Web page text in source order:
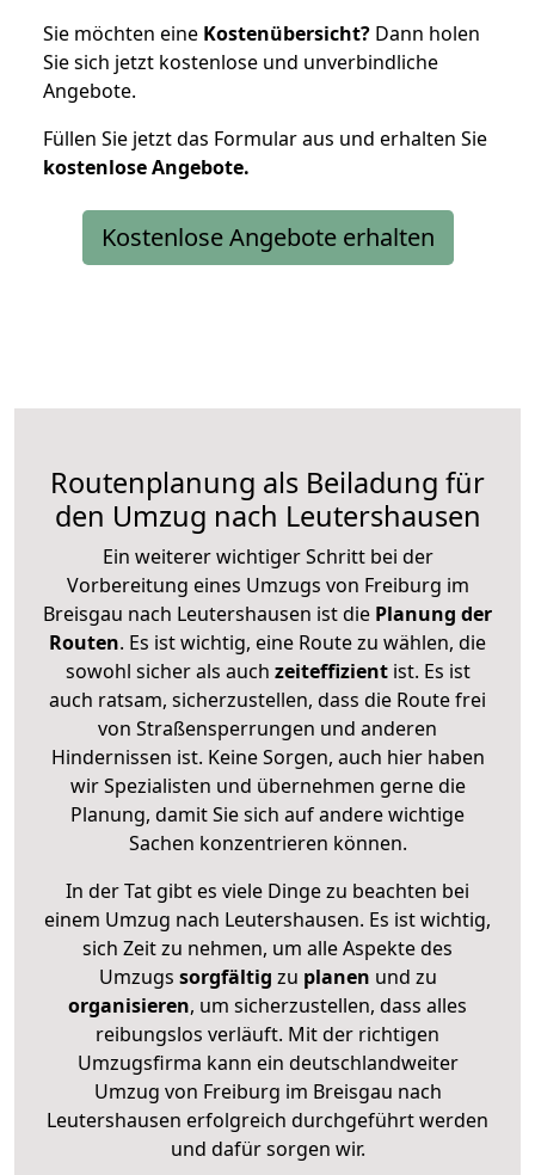
Sie möchten eine Kostenübersicht? Dann holen
Sie sich jetzt kostenlose und unverbindliche
Angebote.
Füllen Sie jetzt das Formular aus und erhalten Sie
kostenloseAngebote.
Kostenlose Angebote erhalten
Routenplanung als Beiladung für
den Umzug nach Leutershausen
Ein weiterer wichtiger Schritt bei der
Vorbereitung eines Umzugs von Freiburg im
Breisgau nach Leutershausen ist die Planung der
Routen. Es ist wichtig, eine Route zu wählen, die
sowohl sicher als auch zeiteffizientist. Es ist
auch ratsam, sicherzustellen, dass die Route frei
von Straßensperrungen und anderen
Hindernissen ist. Keine Sorgen, auch hier haben
wir Spezialisten und übernehmen gerne die
Planung, damit Sie sich auf andere wichtige
Sachen konzentrieren können.
In der Tat gibt es viele Dinge zu beachten bei
einem Umzug nach Leutershausen. Es ist wichtig,
sich Zeit zu nehmen, um alle Aspekte des
Umzugs sorgfältig zu planen und zu
organisieren, um sicherzustellen, dass alles
reibungslos verläuft. Mit der richtigen
Umzugsfirma kann ein deutschlandweiter
Umzug von Freiburg im Breisgau nach
Leutershausen erfolgreich durchgeführt werden
und dafür sorgen wir.